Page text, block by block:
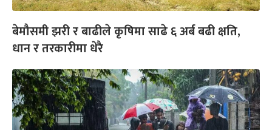
बेमौसमी झरी र बाढीले कृषिमा साढे ६ अर्ब बढी क्षति,
धान र तरकारीमा धेरै